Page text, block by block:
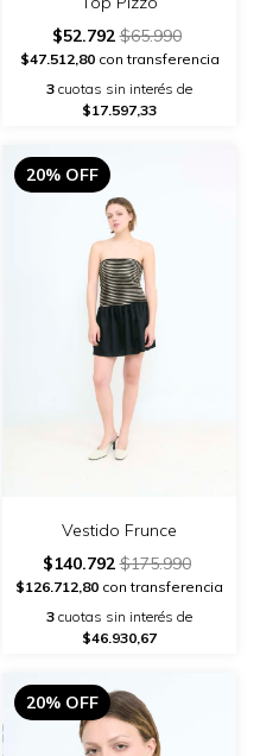
$52.792$65.990
$47.512,80con transferencia
3 cuotas sin interés de
$17.597,33
20% OFF
Vestido Frunce
$140.792$175.990
$126.712,80 con transferencia
3 cuotas sin interés de
$46.930,67
20% OFF